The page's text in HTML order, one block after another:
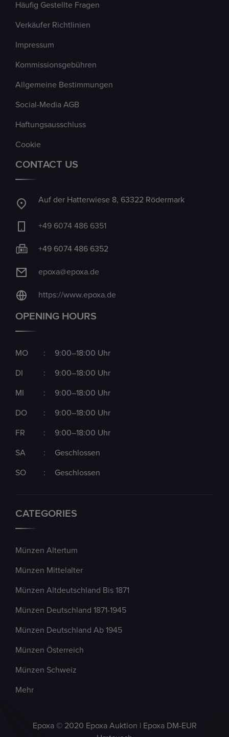
Häufig Gestellte Fragen
Verkäufer Richtlinien
Impressum
Kommissionsgebühren
Allgemeine Bestimmungen
Social-Media AGB
Haftungsausschluss
Cookie
CONTACT US
Auf der Hatterwiese 8, 63322 Rödermark
+49 6074 486 6351
+49 6074 486 6352
epoxa@epoxa.de
https://www.epoxa.de
OPENING HOURS
MO : 9:00–18:00 Uhr
DI : 9:00–18:00 Uhr
MI : 9:00–18:00 Uhr
DO : 9:00–18:00 Uhr
FR : 9:00–18:00 Uhr
SA : Geschlossen
SO : Geschlossen
CATEGORIES
Münzen Altertum
Münzen Mittelalter
Münzen Altdeutschland Bis 1871
Münzen Deutschland 1871-1945
Münzen Deutschland Ab 1945
Münzen Österreich
Münzen Schweiz
Mehr
Epoxa © 2020 Epoxa Auktion | Epoxa DM-EUR